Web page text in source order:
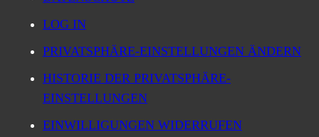
LOG IN
PRIVATSPHÄRE-EINSTELLUNGEN ÄNDERN
HISTORIE DER PRIVATSPHÄRE-
EINSTELLUNGEN
EINWILLIGUNGEN WIDERRUFEN